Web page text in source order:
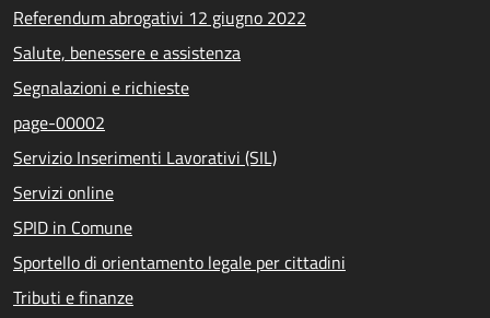
Referendum abrogativi 12 giugno 2022
Salute, benessere e assistenza
Segnalazioni e richieste
page-00002
Servizio Inserimenti Lavorativi (SIL)
Servizi online
SPID in Comune
Sportello di orientamento legale per cittadini
Tributi e finanze